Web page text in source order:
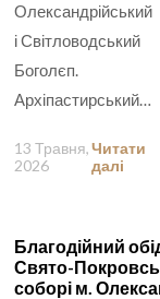
Олександрійський
і Світловодський
Боголєп.
Архіпастирський…
13 Травня,
2026
Читати
далі
Благодійний
Свято-
соборі м.